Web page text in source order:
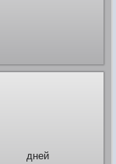
дней